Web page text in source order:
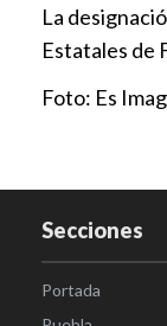
La
Estatales de
Foto: Es
Secciones
Portada